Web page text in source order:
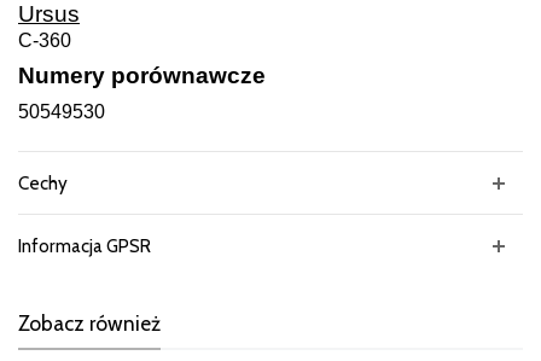
Ursus
C-360
Numery porównawcze
50549530
Cechy
Informacja GPSR
Zobacz również